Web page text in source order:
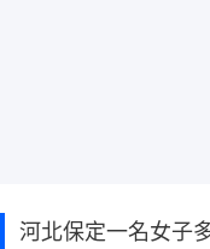
河北保定一名女子